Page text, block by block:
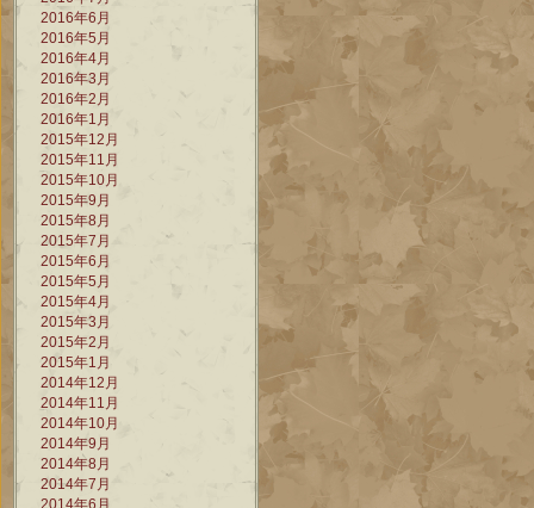
2016年6月
2016年5月
2016年4月
2016年3月
2016年2月
2016年1月
2015年12月
2015年11月
2015年10月
2015年9月
2015年8月
2015年7月
2015年6月
2015年5月
2015年4月
2015年3月
2015年2月
2015年1月
2014年12月
2014年11月
2014年10月
2014年9月
2014年8月
2014年7月
2014年6月